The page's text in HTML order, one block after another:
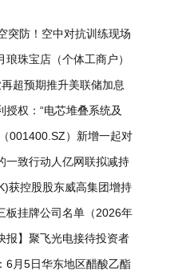
突防！空中对抗训练现场
珠宝店（个体工商户）
民币
超预期推升美联储加息
授权：“电芯堆叠系统及
点001400.SZ）新增一起对
为新存科技（武汉）有限
一致行动人亿网联拟减持
热推荐
获控股股东威高集团增持
文
板挂牌公司名单（2026年
报】聚飞光电接待投资者
6月5日华东地区醋酸乙酯